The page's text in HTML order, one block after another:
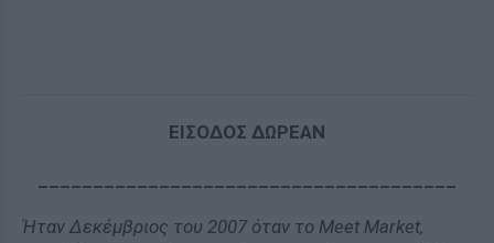
ΕΙΣΟΔΟΣ ΔΩΡΕΑΝ
Ήταν Δεκέμβριος του 2007 όταν το Meet Market,